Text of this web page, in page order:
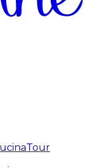
Tour